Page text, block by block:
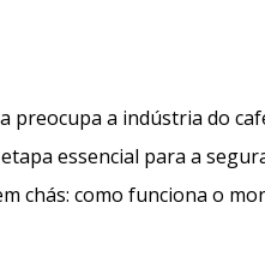
preocupa a indústria do
essencial para a
chás: como funciona o